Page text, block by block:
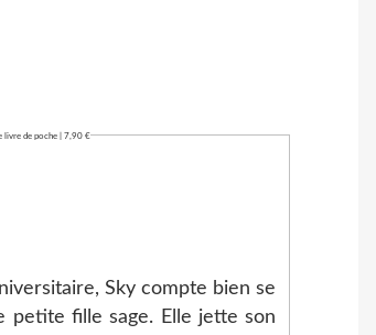
livre de poche | 7,90 €
Sky compte bien se
petite fille sage. Elle jette son